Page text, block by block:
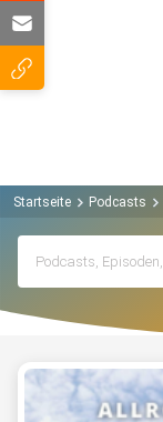
Startseite Podcasts